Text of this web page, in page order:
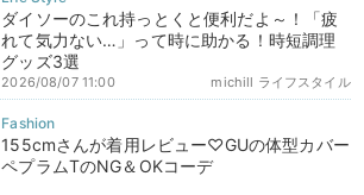
ダイソーのこれ持っとくと便利だよ～！「疲
れて気力ない…」って時に助かる！時短調理
グッズ3選
michill ライフスタイル
2026/08/07 11:00
155cmさんが着用レビュー♡GUの体型カバー
ペプラムTのNG＆OKコーデ